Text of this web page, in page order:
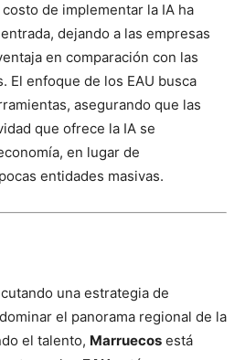
de implementar la IA ha
dejando a las empresas
en comparación con las
El enfoque de los EAU busca
asegurando que las
que ofrece la IA se
en lugar de
entidades masivas.
una estrategia de
el panorama regional de la
el talento, Marruecos está